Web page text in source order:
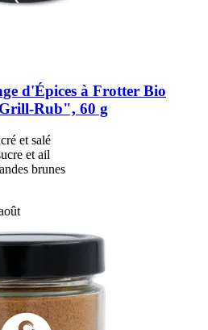
d'Épices à Frotter Bio
​Rub", 60 g
et salé
et ail
brunes